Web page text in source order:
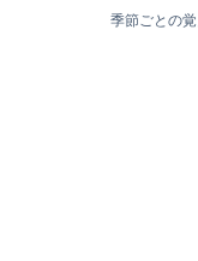
季節ごとの